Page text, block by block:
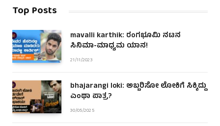
Top Posts
mavalli karthik: ರಂಗಭೂಮಿ ನಟನ
ಸಿನಿಮಾ-ಮಾಧ್ಯಮ ಯಾನ!
21/11/2023
bhajarangi loki: ಅಬ್ಬರಿಸೋ ಲೋಕಿಗೆ ಸಿಕ್ಕಿದ್ದು
ಎಂಥಾ ಪಾತ್ರ?
30/05/2025